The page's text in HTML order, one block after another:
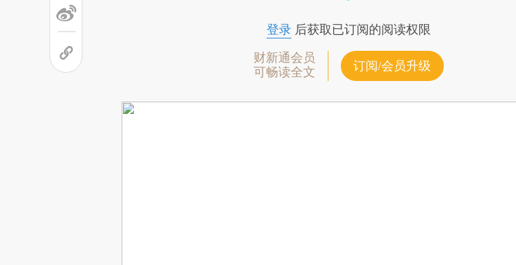
登录后获取已订阅的阅读权限
财新通会员
可畅读全文
订阅/会员升级